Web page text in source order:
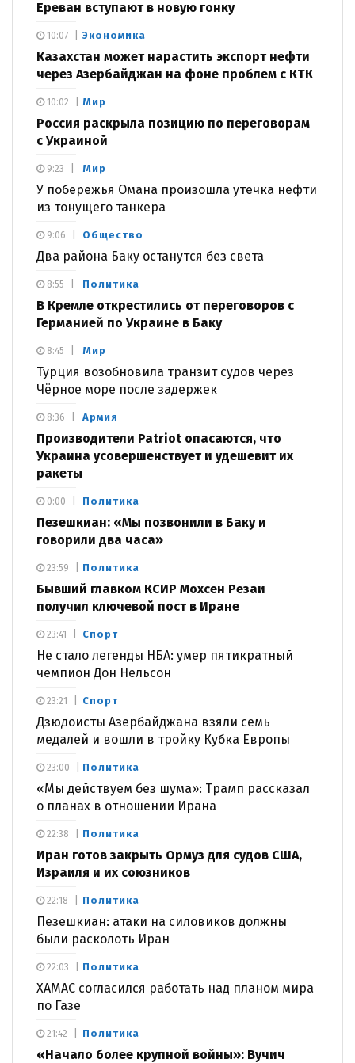
Ереван вступают в новую гонку
Экономика
Казахстан может нарастить экспорт нефти
через Азербайджан на фоне проблем с КТК
10:07
Мир
Россия раскрыла позицию по переговорам
с Украиной
10:02
Мир
У побережья Омана произошла утечка нефти
из тонущего танкера
9:23
Общество
Два района Баку останутся без света
9:06
Политика
В Кремле открестились от переговоров с
Германией по Украине в Баку
8:55
Мир
Турция возобновила транзит судов через
Чёрное море после задержек
8:45
Армия
Производители Patriot опасаются, что
Украина усовершенствует и удешевит их
ракеты
8:36
Политика
Пезешкиан: «Мы позвонили в Баку и
говорили два часа»
0:00
Политика
Бывший главком КСИР Мохсен Резаи
получил ключевой пост в Иране
23:59
Спорт
Не стало легенды НБА: умер пятикратный
чемпион Дон Нельсон
23:41
Спорт
Дзюдоисты Азербайджана взяли семь
медалей и вошли в тройку Кубка Европы
23:21
Политика
«Мы действуем без шума»: Трамп рассказал
о планах в отношении Ирана
23:00
Политика
Иран готов закрыть Ормуз для судов США,
Израиля и их союзников
22:38
Политика
Пезешкиан: атаки на силовиков должны
были расколоть Иран
22:18
Политика
ХАМАС согласился работать над планом мира
по Газе
22:03
Политика
«Начало более крупной войны»: Вучич
21:42